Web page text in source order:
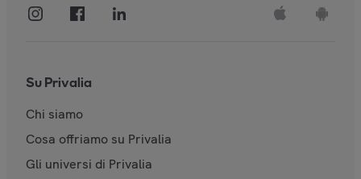
Su Privalia
Chi siamo
Cosa offriamo su Privalia
Gli universi di Privalia